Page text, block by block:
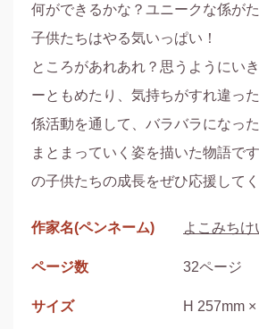
何ができるかな？ユニークな係が
子供たちはやる気いっぱい！
ところがあれあれ？思うようにい
ーともめたり、気持ちがすれ違っ
係活動を通して、バラバラになっ
まとまっていく姿を描いた物語で
作家名(ペンネーム) よこみちけ
ページ数 32ページ
サイズ H 257mm